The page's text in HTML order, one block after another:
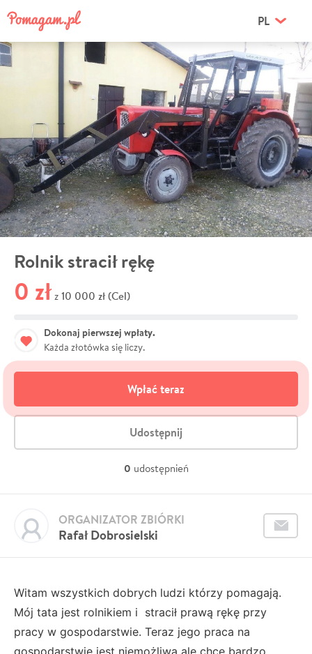
PL
Rolnik stracił rękę
0 zł z 10 000 zł (Cel)
Dokonaj pierwszej wpłaty.
Każda złotówka się liczy.
Wpłać teraz
Udostępnij
0 udostępnień
Rafał Dobrosielski
ORGANIZATOR ZBIÓRKI
Witam wszystkich dobrych ludzi którzy pomagają.
Mój tata jest rolnikiem i stracił prawą rękę przy
pracy w gospodarstwie. Teraz jego praca na
gospodarstwie jest niemożliwa ale chce bardzo